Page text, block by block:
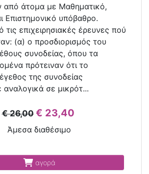
από άτομα με Μαθηματικό,
Επιστημονικό υπόβαθρο.
τις επιχειρησιακές έρευνες πού
(α) ο προσδιορισμός του
συνοδείας, όπου τα
πρότειναν ότι το
της συνοδείας
αναλογικά σε μικρότ...
€ 26,00 € 23,40
Άμεσα διαθέσιμο
αγορά